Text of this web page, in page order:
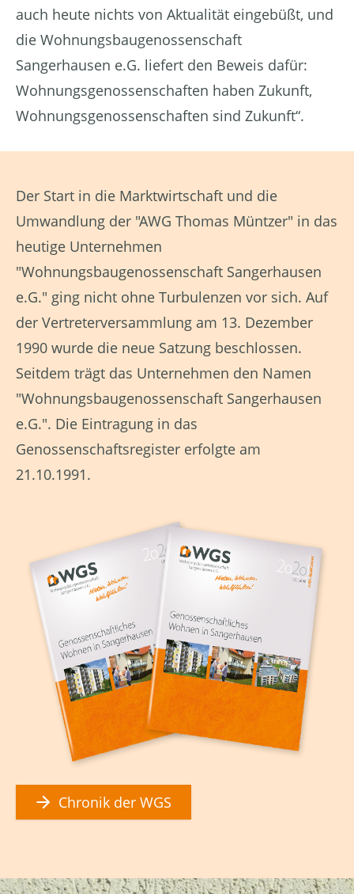
auch heute nichts von Aktualität eingebüßt, und
die Wohnungsbaugenossenschaft
Sangerhausen e.G. liefert den Beweis dafür:
Wohnungsgenossenschaften haben Zukunft,
Wohnungsgenossenschaften sind Zukunft“.
Der Start in die Marktwirtschaft und die
Umwandlung der "AWG Thomas Müntzer" in das
heutige Unternehmen
"Wohnungsbaugenossenschaft Sangerhausen
e.G." ging nicht ohne Turbulenzen vor sich. Auf
der Vertreterversammlung am 13. Dezember
1990 wurde die neue Satzung beschlossen.
Seitdem trägt das Unternehmen den Namen
"Wohnungsbaugenossenschaft Sangerhausen
e.G.". Die Eintragung in das
Genossenschaftsregister erfolgte am
21.10.1991.
Chronik der WGS